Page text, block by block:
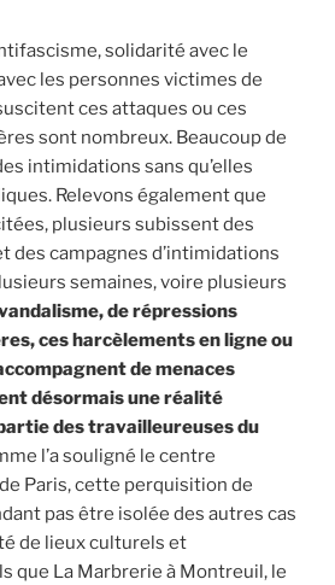
solidarité avec le
les personnes victimes de
ces attaques ou ces
sont nombreux. Beaucoup de
intimidations sans qu’elles
Relevons également que
plusieurs subissent des
des campagnes d’intimidations
semaines, voire plusieurs
de répressions
ces harcèlements en ligne ou
de menaces
désormais une réalité
des travailleureuses du
l’a souligné le centre
de Paris, cette perquisition de
pas être isolée des autres cas
de lieux culturels et
que La Marbrerie à Montreuil, le